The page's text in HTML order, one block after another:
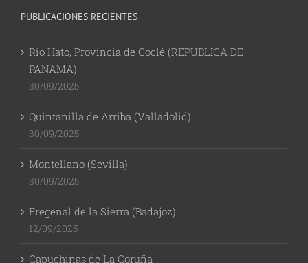
PUBLICACIONES RECIENTES
Rio Hato, Provincia de Coclé (REPUBLICA DE
PANAMA)
30/09/2025
Quintanilla de Arriba (Valladolid)
30/09/2025
Montellano (Sevilla)
30/09/2025
Fregenal de la Sierra (Badajoz)
12/09/2025
Capuchinas de La Coruña